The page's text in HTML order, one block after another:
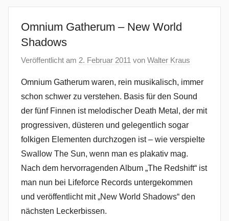
Omnium Gatherum – New World
Shadows
Veröffentlicht am 2. Februar 2011 von Walter Kraus
Omnium Gatherum waren, rein musikalisch, immer
schon schwer zu verstehen. Basis für den Sound
der fünf Finnen ist melodischer Death Metal, der mit
progressiven, düsteren und gelegentlich sogar
folkigen Elementen durchzogen ist – wie verspielte
Swallow The Sun, wenn man es plakativ mag.
Nach dem hervorragenden Album „The Redshift“ ist
man nun bei Lifeforce Records untergekommen
und veröffentlicht mit „New World Shadows“ den
nächsten Leckerbissen.